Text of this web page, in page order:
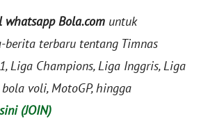
whatsapp Bola.com untuk
berita terbaru tentang Timnas
Liga Champions, Liga Inggris, Liga
voli, MotoGP, hingga
(JOIN)